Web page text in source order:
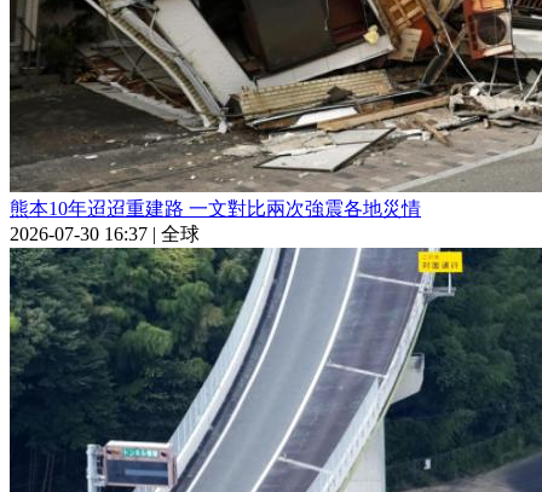
熊本10年迢迢重建路 一文對比兩次強震各地災情
2026-07-30 16:37 | 全球